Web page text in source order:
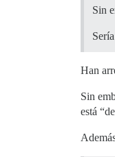
Sin
Han
Sin
está